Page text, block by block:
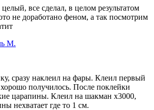
все сделал, в целом результатом
не доработано феном, а так посмотрим
сразу наклеил на фары. Клеил первый
хорошо получилось. После поклейки
царапины. Клеил на шакман х3000,
нехватает где то 1 см.